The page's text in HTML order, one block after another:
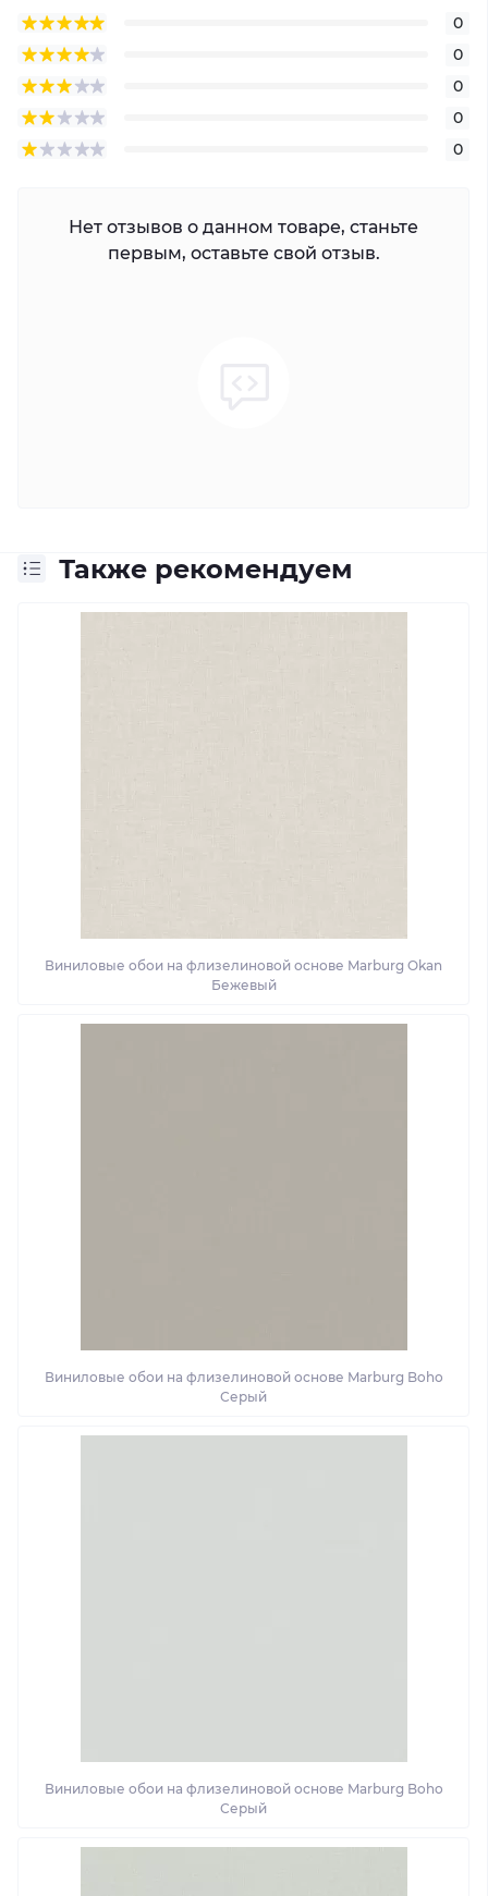
0
0
0
0
0
Нет отзывов о данном товаре, станьте
первым, оставьте свой отзыв.
Также рекомендуем
Виниловые обои на флизелиновой основе Marburg Okan
Бежевый
Виниловые обои на флизелиновой основе Marburg Boho
Серый
Виниловые обои на флизелиновой основе Marburg Boho
Серый